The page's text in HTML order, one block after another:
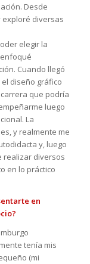
Desde
exploré diversas
elegir la
Cuando llegó
diseño gráfico
que podría
luego
La
y realmente me
y, luego
realizar diversos
en lo práctico
en
tenía mis
(mi